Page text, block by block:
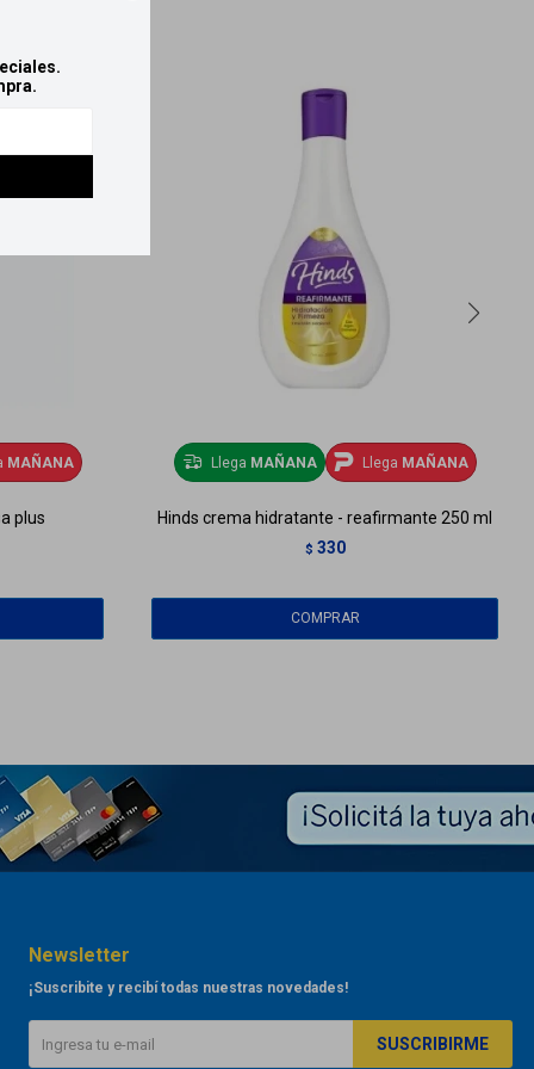
MAÑANA
plus
Llega MAÑANA Llega MAÑANA
Hinds crema hidratante - reafirmante 250 ml
$ 330
Newsletter
¡Suscribite y recibí todas nuestras novedades!
SUSCRIBIRME